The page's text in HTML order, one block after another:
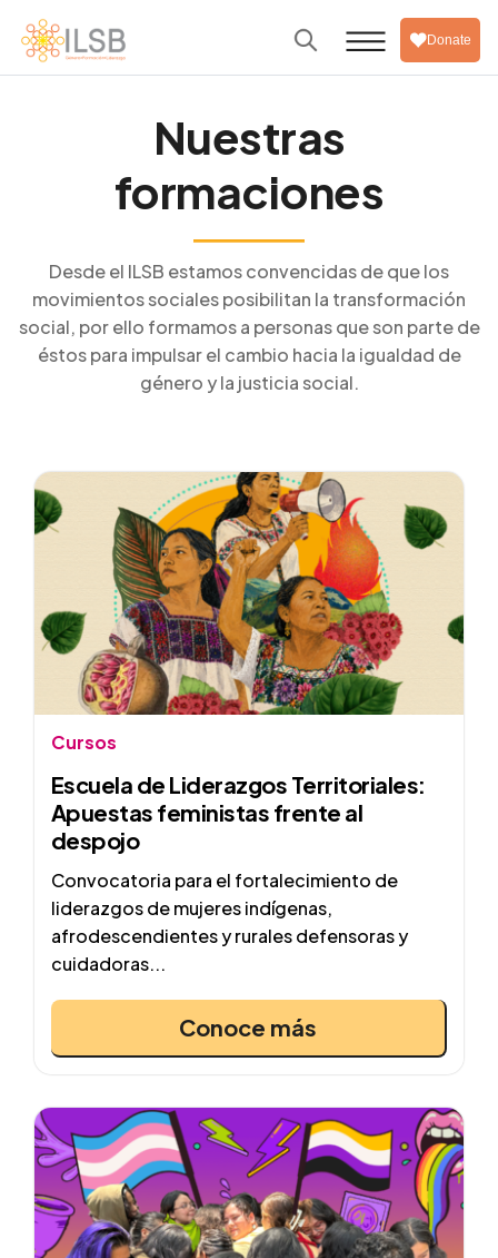
Donate
Nuestras
formaciones
Desde el ILSB estamos convencidas de que los
movimientos sociales posibilitan la transformación
social, por ello formamos a personas que son parte de
éstos para impulsar el cambio hacia la igualdad de
género y la justicia social.
Escuela de Liderazgos Territoriales:
Apuestas feministas frente al
despojo
Cursos
Convocatoria para el fortalecimiento de
liderazgos de mujeres indígenas,
afrodescendientes y rurales defensoras y
cuidadoras...
Conoce más